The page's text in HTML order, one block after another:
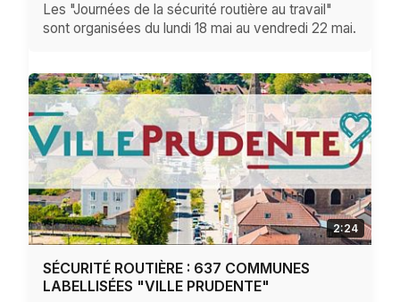
Les "Journées de la sécurité routière au travail"
sont organisées du lundi 18 mai au vendredi 22 mai.
2:24
SÉCURITÉ ROUTIÈRE : 637 COMMUNES
LABELLISÉES "VILLE PRUDENTE"